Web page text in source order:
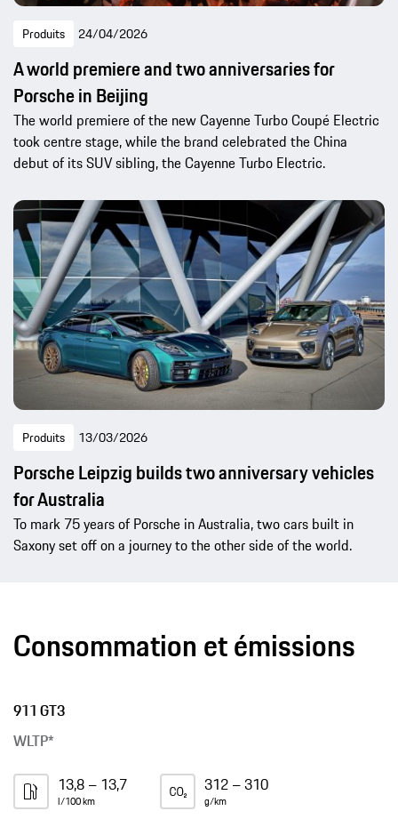
Produits 24/04/2026
A world premiere and two anniversaries for
Porsche in Beijing
The world premiere of the new Cayenne Turbo Coupé Electric
took centre stage, while the brand celebrated the China
debut of its SUV sibling, the Cayenne Turbo Electric.
Produits 13/03/2026
Porsche Leipzig builds two anniversary vehicles
for Australia
To mark 75 years of Porsche in Australia, two cars built in
Saxony set off on a journey to the other side of the world.
Consommation et émissions
911 GT3
WLTP*
13,8 – 13,7
l/100 km
312 – 310
g/km